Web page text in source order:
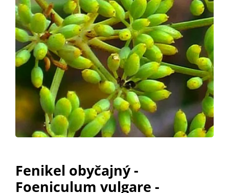
Fenikel obyčajný -
Foeniculum vulgare -